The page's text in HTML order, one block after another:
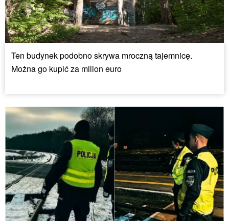
Ten budynek podobno skrywa mroczną tajemnicę.
Można go kupić za milion euro